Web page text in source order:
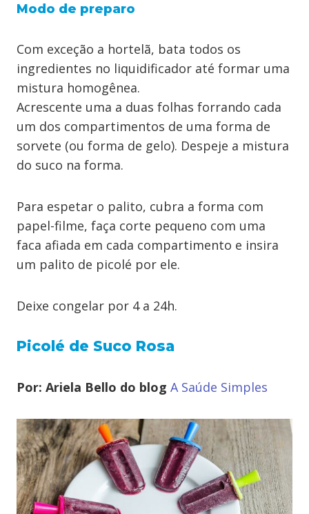
Modo de preparo
Com exceção a hortelã, bata todos os
ingredientes no liquidificador até formar uma
mistura homogênea.
Acrescente uma a duas folhas forrando cada
um dos compartimentos de uma forma de
sorvete (ou forma de gelo). Despeje a mistura
do suco na forma.
Para espetar o palito, cubra a forma com
papel-filme, faça corte pequeno com uma
faca afiada em cada compartimento e insira
um palito de picolé por ele.
Deixe congelar por 4 a 24h.
Picolé de Suco Rosa
Por: Ariela Bello do blog A Saúde Simples